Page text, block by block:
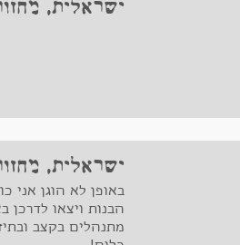
ישראלית, מחזור 6
ישראלית, מחזור 5
באופן לא הוגן אני
הבנות ויצאו
מתנהלים בקצב